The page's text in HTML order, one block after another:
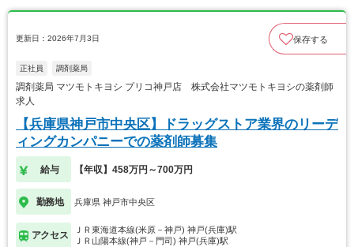
更新日：2026年7月3日 保存する
正社員 調剤薬局
調剤薬局 マツモトキヨシ プリコ神戸店 株式会社マツモトキヨシの薬剤師
求人
【兵庫県神戸市中央区】ドラッグストア業界のリーデ
ィングカンパニーでの薬剤師募集
給与 【年収】458万円～700万円
勤務地 兵庫県 神戸市中央区
アクセス
ＪＲ東海道本線(米原－神戸) 神戸(兵庫)駅
ＪＲ山陽本線(神戸－門司) 神戸(兵庫)駅